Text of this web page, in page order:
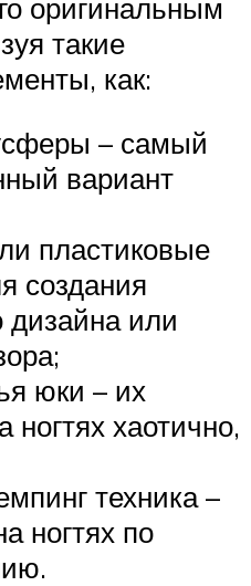
оригинальным
такие
как:
– самый
вариант
пластиковые
создания
дизайна или
юки – их
ногтях хаотично,
техника –
ногтях по